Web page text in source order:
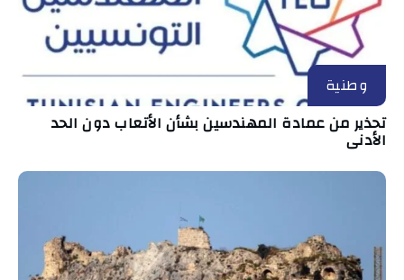
وطنية
تحذير من عمادة المهندسين بشأن الأتعاب دون الحد
الأدنى